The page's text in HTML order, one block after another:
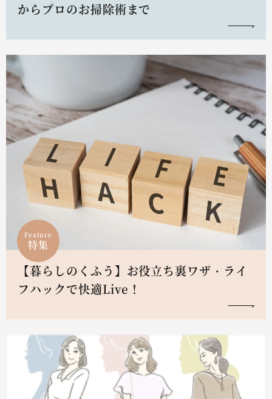
からプロのお掃除術まで
Feature
特集
【暮らしのくふう】お役立ち裏ワザ・ライ
フハックで快適Live！